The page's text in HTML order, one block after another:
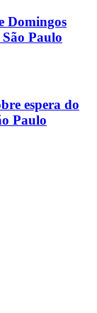
Domingos
Paulo
espera do
Paulo